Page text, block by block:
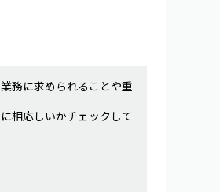
務に求められることや重
相応しいかチェックして